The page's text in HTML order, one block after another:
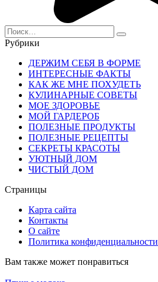
Search
for:
Рубрики
ДЕРЖИМ СЕБЯ В ФОРМЕ
ИНТЕРЕСНЫЕ ФАКТЫ
КАК ЖЕ МНЕ ПОХУДЕТЬ
КУЛИНАРНЫЕ СОВЕТЫ
МОЕ ЗДОРОВЬЕ
МОЙ ГАРДЕРОБ
ПОЛЕЗНЫЕ ПРОДУКТЫ
ПОЛЕЗНЫЕ РЕЦЕПТЫ
СЕКРЕТЫ КРАСОТЫ
УЮТНЫЙ ДОМ
ЧИСТЫЙ ДОМ
Страницы
Карта сайта
Контакты
О сайте
Политика конфиденциальности
Вам также может понравиться